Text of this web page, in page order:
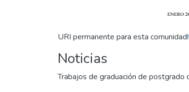
URI permanente para esta comunidad
Noticias
Trabajos de graduación de